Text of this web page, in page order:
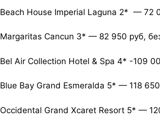
Beach House Imperial Laguna 2* — 72
Margaritas Cancun 3* — 82 950 руб,
Bel Air Collection Hotel & Spa 4* -109
Blue Bay Grand Esmeralda 5* — 118
Occidental Grand Xcaret Resort 5* —